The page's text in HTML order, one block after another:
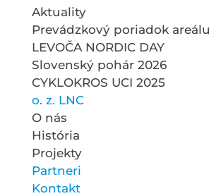
Aktuality
Prevádzkový poriadok areálu
LEVOČA NORDIC DAY
Slovenský pohár 2026
CYKLOKROS UCI 2025
o. z. LNC
O nás
História
Projekty
Partneri
Kontakt